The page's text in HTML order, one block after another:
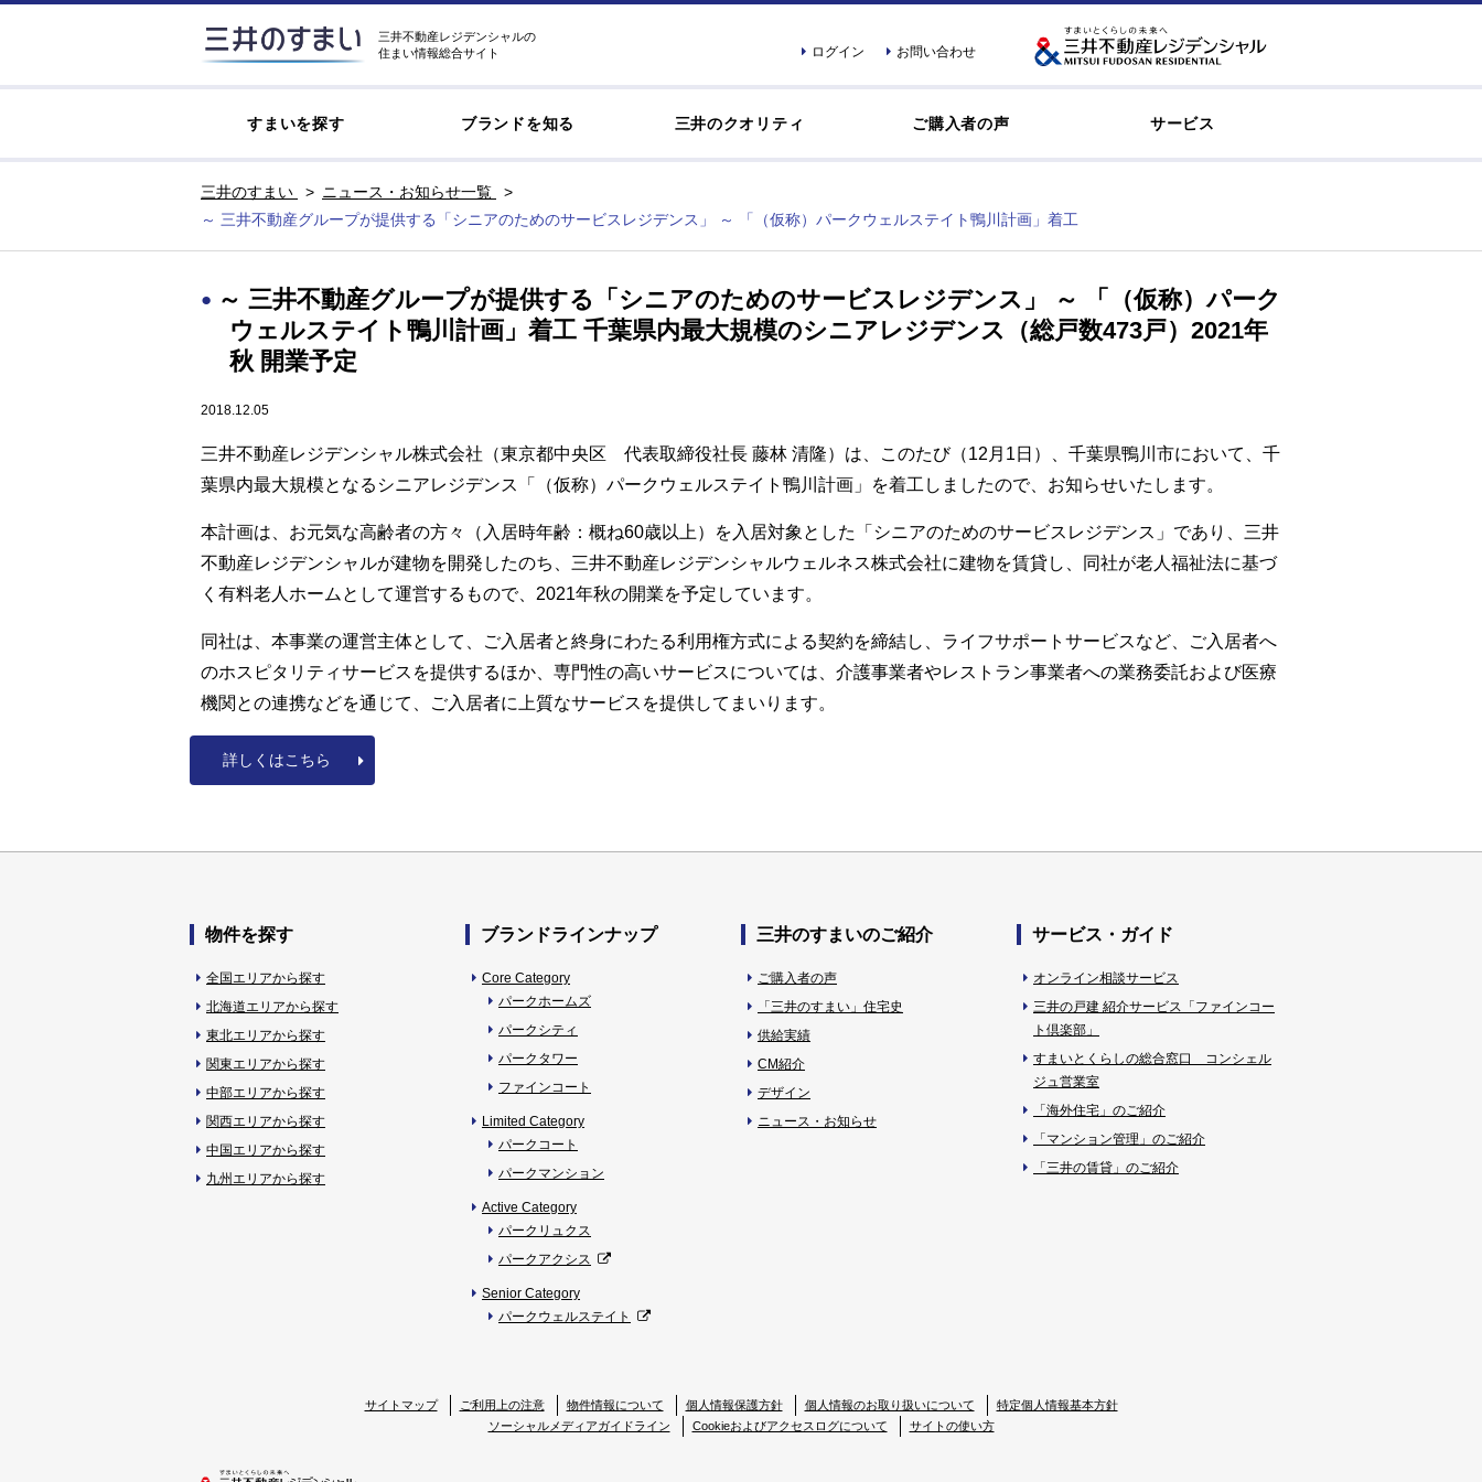
ログイン お問い合わせ
三井不動産レジデンシャルの
住まい情報総合サイト
すまいを探す ブランドを知る 三井のクオリティ ご購入者の声 サービス
三井のすまい
ニュース・お知らせ一覧
～ 三井不動産グループが提供する「シニアのためのサービスレジデンス」 ～ 「（仮称）パークウェルステイト鴨川計画」着工
～ 三井不動産グループが提供する「シニアのためのサービスレジデンス」 ～ 「（仮称）パーク
ウェルステイト鴨川計画」着工 千葉県内最大規模のシニアレジデンス（総戸数473戸）2021年
秋 開業予定
2018.12.05
三井不動産レジデンシャル株式会社（東京都中央区 代表取締役社長 藤林 清隆）は、このたび（12月1日）、千葉県鴨川市において、千
葉県内最大規模となるシニアレジデンス「（仮称）パークウェルステイト鴨川計画」を着工しましたので、お知らせいたします。
本計画は、お元気な高齢者の方々（入居時年齢：概ね60歳以上）を入居対象とした「シニアのためのサービスレジデンス」であり、三井
不動産レジデンシャルが建物を開発したのち、三井不動産レジデンシャルウェルネス株式会社に建物を賃貸し、同社が老人福祉法に基づ
く有料老人ホームとして運営するもので、2021年秋の開業を予定しています。
同社は、本事業の運営主体として、ご入居者と終身にわたる利用権方式による契約を締結し、ライフサポートサービスなど、ご入居者へ
のホスピタリティサービスを提供するほか、専門性の高いサービスについては、介護事業者やレストラン事業者への業務委託および医療
機関との連携などを通じて、ご入居者に上質なサービスを提供してまいります。
詳しくはこちら
物件を探す
全国エリアから探す
北海道エリアから探す
東北エリアから探す
関東エリアから探す
中部エリアから探す
関西エリアから探す
中国エリアから探す
九州エリアから探す
ブランドラインナップ
Core Category
パークホームズ
パークシティ
パークタワー
ファインコート
Limited Category
パークコート
パークマンション
Active Category
パークリュクス
パークアクシス
Senior Category
パークウェルステイト
三井のすまいのご紹介
ご購入者の声
「三井のすまい」住宅史
供給実績
CM紹介
デザイン
ニュース・お知らせ
サービス・ガイド
オンライン相談サービス
三井の戸建 紹介サービス「ファインコー
ト倶楽部」
すまいとくらしの総合窓口 コンシェル
ジュ営業室
「海外住宅」のご紹介
「マンション管理」のご紹介
「三井の賃貸」のご紹介
サイトマップ ご利用上の注意 物件情報について 個人情報保護方針 個人情報のお取り扱いについて
特定個人情報基本方針
ソーシャルメディアガイドライン
Cookieおよびアクセスログについて サイトの使い方